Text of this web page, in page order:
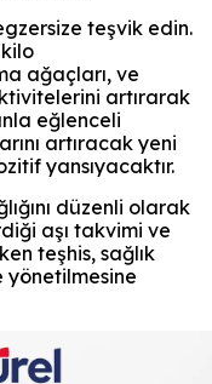
teşvik edin.
kilo
ağaçları, ve
artırarak
eğlenceli
artıracak yeni
yansıyacaktır.
düzenli olarak
aşı takvimi ve
teşhis, sağlık
yönetilmesine